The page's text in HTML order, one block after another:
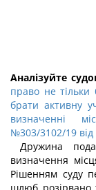
Аналізуйте
право не
брати активну
визначенні
№303/3102/19
Дружина
визначення
Рішенням суду